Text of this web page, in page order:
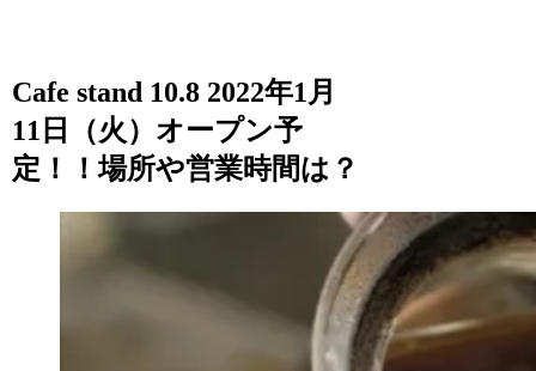
Cafe stand 10.8 2022年1月
11日（火）オープン予
定！！場所や営業時間は？